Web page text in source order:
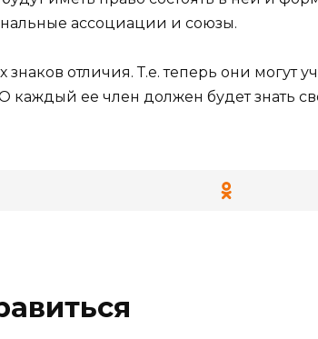
ассоциации и союзы.
отличия. Т.е. теперь они могут
каждый ее член должен будет знать